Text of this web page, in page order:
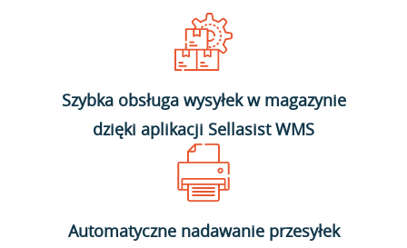
Szybka obsługa wysyłek w magazynie
dzięki aplikacji Sellasist WMS
Automatyczne nadawanie przesyłek